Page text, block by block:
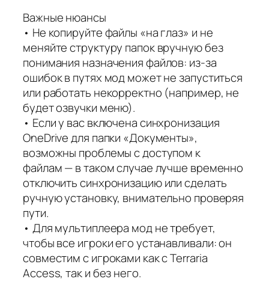
Важные нюансы
• Не копируйте файлы «на глаз» и не
меняйте структуру папок вручную без
понимания назначения файлов: из‑за
ошибок в путях мод может не запуститься
или работать некорректно (например, не
будет озвучки меню).
• Если у вас включена синхронизация
OneDrive для папки «Документы»,
возможны проблемы с доступом к
файлам — в таком случае лучше временно
отключить синхронизацию или сделать
ручную установку, внимательно проверяя
пути.
• Для мультиплеера мод не требует,
чтобы все игроки его устанавливали: он
совместим с игроками как с Terraria
Access, так и без него.